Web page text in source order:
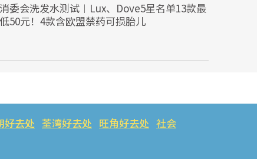
消委会洗发水测试︱Lux、Dove5星名单13款最
低50元！4款含欧盟禁药可损胎儿
好去处 荃湾好去处 旺角好去处 社会